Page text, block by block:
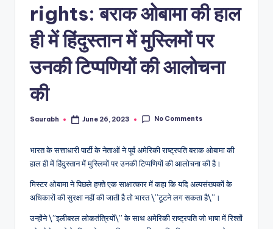
rights: बराक ओबामा की हाल
ही में हिंदुस्तान में मुस्लिमों पर
उनकी टिप्पणियों की आलोचना
की
Posted
Saurabh June 26, 2023 No Comments
भारत के सत्ताधारी पार्टी के नेताओं ने पूर्व अमेरिकी राष्ट्रपति बराक ओबामा की
हाल ही में हिंदुस्तान में मुस्लिमों पर उनकी टिप्पणियों की आलोचना की है।
मिस्टर ओबामा ने पिछले हफ्ते एक साक्षात्कार में कहा कि यदि अल्पसंख्यकों के
अधिकारों की सुरक्षा नहीं की जाती है तो भारत \”टूटने लग सकता है\”।
उन्होंने \”इलीबरल लोकतंत्रियों\” के साथ अमेरिकी राष्ट्रपति जो भाषा में रिश्तों